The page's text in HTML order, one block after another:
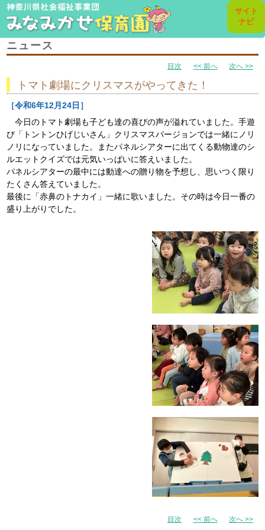
サイト
ナビ
ニュース
目次 << 前へ 次へ >>
トマト劇場にクリスマスがやってきた！
［令和6年12月24日］
今日のトマト劇場も子ども達の喜びの声が溢れていました。手遊
び「トントンひげじいさん」クリスマスバージョンでは一緒にノリ
ノリになっていました。またパネルシアターに出てくる動物達のシ
ルエットクイズでは元気いっぱいに答えいました。
パネルシアターの最中には動達への贈り物を予想し、思いつく限り
たくさん答えていました。
最後に「赤鼻のトナカイ」一緒に歌いました。その時は今日一番の
盛り上がりでした。
目次 << 前へ 次へ >>